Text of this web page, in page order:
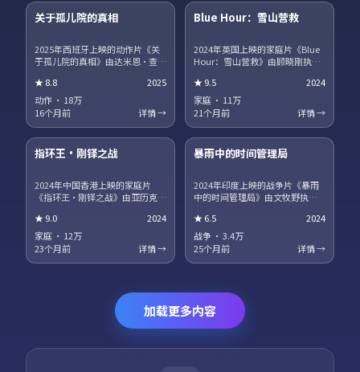
趋势
关于孤儿院的真相
2025年西班牙上映的动作片《关
于孤儿院的真相》由达米恩·查泽
宇、王一博领衔主演。爱情与信
仰在战争阴影下被反复考验，结
局留有回味空间。片尾彩蛋值得
留意，与世界观其他作品存在联
★8.8
2025
动作 · 18万
16个月前
详情 →
获奖
Blue Hour：雪山营救
2024年英国上映的家庭片《Blue
Hour：雪山营救》由顾晓刚执
衔主演。跨国追凶贯穿全片，动
作场面利落，文戏同样扎实。站
内提供多清晰度选择，观影体验
稳定流畅。
★9.5
2024
家庭 · 11万
21个月前
详情 →
热播
17集全
指环王·刚铎之战
2024年中国香港上映的家庭片
《指环王·刚铎之战》由亚历克斯
梅、役所广司领衔主演。科幻设
定服务于人物关系，探讨记忆、
身份与自由意志的边界。高清正
版资源同步更新，支持多终端流
★9.0
2024
家庭 · 12万
23个月前
详情 →
NEW
13集全
暴雨中的时间管理局
2024年印度上映的战争片《暴雨
中的时间管理局》由文牧野执
衔主演。法庭戏与街头戏对位，
正义主题在灰色地带被重新审
视。高清正版资源同步更新，支
持多终端流畅播放。
★6.5
2024
战争 · 3.4万
25个月前
详情 →
加载更多内容